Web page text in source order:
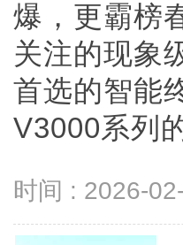
爆，更霸榜
关注的现象
首选的智能
V3000系列
时间 : 2026-